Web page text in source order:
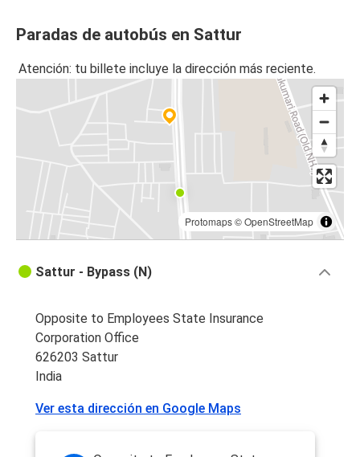
Paradas de autobús en Sattur
Atención: tu billete incluye la dirección más reciente.
Protomaps©OpenStreetMap
Sattur - Bypass (N)
Opposite to Employees State Insurance
Corporation Office
626203 Sattur
India
Ver esta dirección en Google Maps